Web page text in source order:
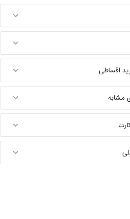
اقساطی
مشابه